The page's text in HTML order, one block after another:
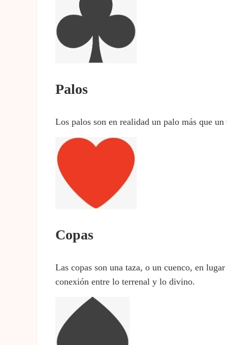
Palos
Los palos son en realidad un palo más que
Copas
Las copas son una taza, o un cuenco, en
conexión entre lo terrenal y lo divino.